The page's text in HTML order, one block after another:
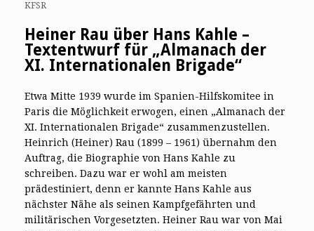
KFSR
Heiner Rau über Hans Kahle –
Textentwurf für „Almanach der
XI. Internationalen Brigade“
Etwa Mitte 1939 wurde im Spanien-Hilfskomitee in
Paris die Möglichkeit erwogen, einen „Almanach der
XI. Internationalen Brigade“ zusammenzustellen.
Heinrich (Heiner) Rau (1899 – 1961) übernahm den
Auftrag, die Biographie von Hans Kahle zu
schreiben. Dazu war er wohl am meisten
prädestiniert, denn er kannte Hans Kahle aus
nächster Nähe als seinen Kampfgefährten und
militärischen Vorgesetzten. Heiner Rau war von Mai